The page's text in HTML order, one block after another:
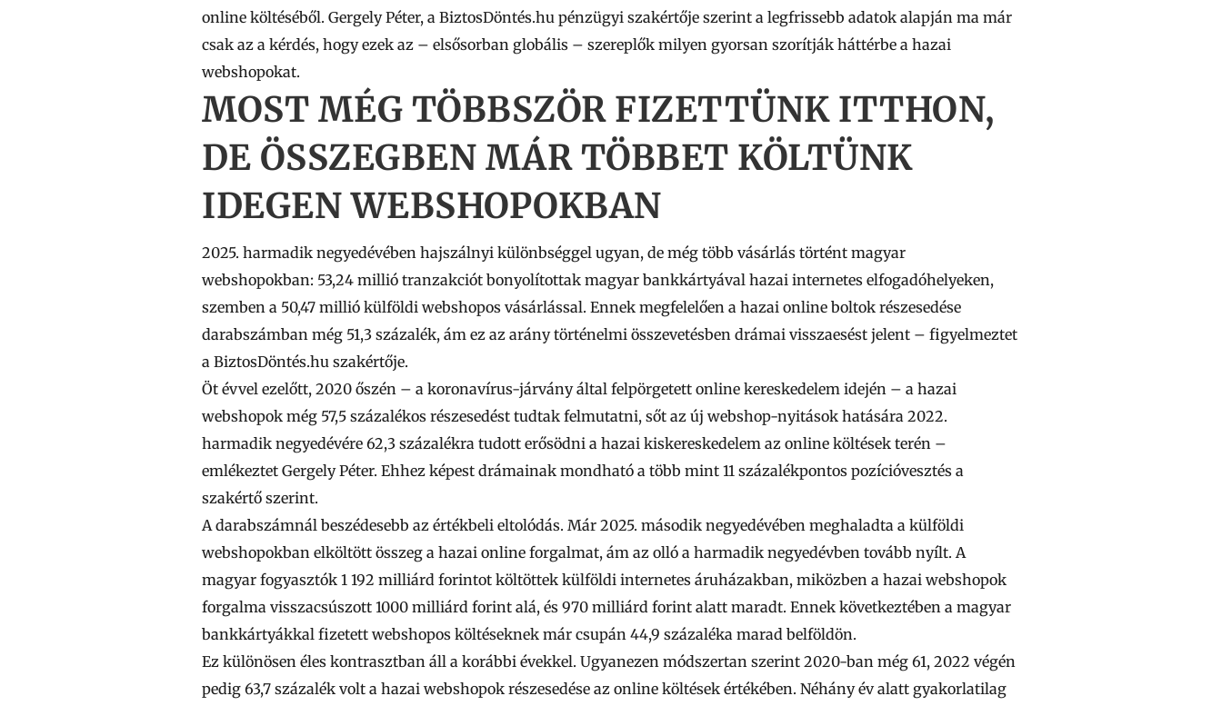
online költéséből. Gergely Péter, a BiztosDöntés.hu pénzügyi szakértője szerint a legfrissebb adatok alapján ma már
csak az a kérdés, hogy ezek az – elsősorban globális – szereplők milyen gyorsan szorítják háttérbe a hazai
webshopokat.
MOST MÉG TÖBBSZÖR FIZETTÜNK ITTHON,
DE ÖSSZEGBEN MÁR TÖBBET KÖLTÜNK
IDEGEN WEBSHOPOKBAN
2025. harmadik negyedévében hajszálnyi különbséggel ugyan, de még több vásárlás történt magyar
webshopokban: 53,24 millió tranzakciót bonyolítottak magyar bankkártyával hazai internetes elfogadóhelyeken,
szemben a 50,47 millió külföldi webshopos vásárlással. Ennek megfelelően a hazai online boltok részesedése
darabszámban még 51,3 százalék, ám ez az arány történelmi összevetésben drámai visszaesést jelent – figyelmeztet
a BiztosDöntés.hu szakértője.
Öt évvel ezelőtt, 2020 őszén – a koronavírus-járvány által felpörgetett online kereskedelem idején – a hazai
webshopok még 57,5 százalékos részesedést tudtak felmutatni, sőt az új webshop-nyitások hatására 2022.
harmadik negyedévére 62,3 százalékra tudott erősödni a hazai kiskereskedelem az online költések terén –
emlékeztet Gergely Péter. Ehhez képest drámainak mondható a több mint 11 százalékpontos pozícióvesztés a
szakértő szerint.
A darabszámnál beszédesebb az értékbeli eltolódás. Már 2025. második negyedévében meghaladta a külföldi
webshopokban elköltött összeg a hazai online forgalmat, ám az olló a harmadik negyedévben tovább nyílt. A
magyar fogyasztók 1 192 milliárd forintot költöttek külföldi internetes áruházakban, miközben a hazai webshopok
forgalma visszacsúszott 1000 milliárd forint alá, és 970 milliárd forint alatt maradt. Ennek következtében a magyar
bankkártyákkal fizetett webshopos költéseknek már csupán 44,9 százaléka marad belföldön.
Ez különösen éles kontrasztban áll a korábbi évekkel. Ugyanezen módszertan szerint 2020-ban még 61, 2022 végén
pedig 63,7 százalék volt a hazai webshopok részesedése az online költések értékében. Néhány év alatt gyakorlatilag